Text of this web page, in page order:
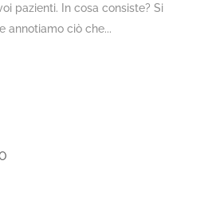
pazienti. In cosa consiste? Si
annotiamo ciò che...